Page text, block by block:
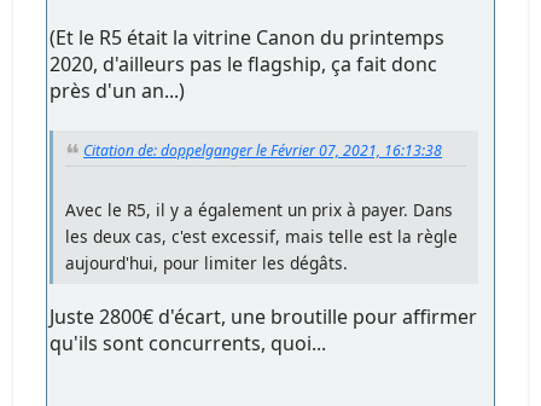
(Et le R5 était la vitrine Canon du printemps
2020, d'ailleurs pas le flagship, ça fait donc
près d'un an...)
Citation de: doppelganger le Février 07, 2021, 16:13:38
Avec le R5, il y a également un prix à payer. Dans
les deux cas, c'est excessif, mais telle est la règle
aujourd'hui, pour limiter les dégâts.
Juste 2800€ d'écart, une broutille pour affirmer
qu'ils sont concurrents, quoi...